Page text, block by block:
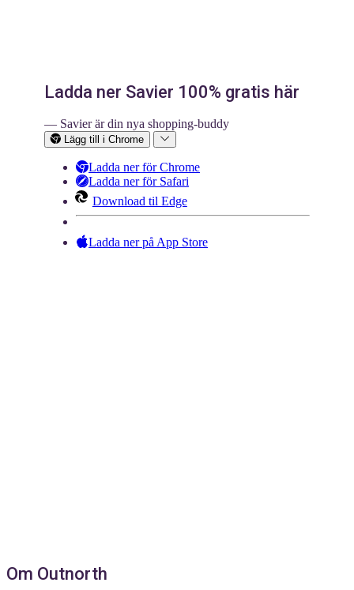
Ladda ner Savier 100% gratis här
— Savier är din nya shopping-buddy
Lägg till i Chrome
Ladda ner för Chrome
Ladda ner för Safari
Download til Edge
Ladda ner på App Store
Om Outnorth